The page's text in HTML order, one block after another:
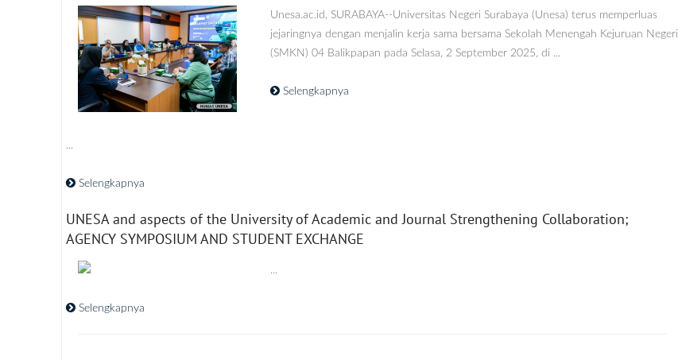
Unesa.ac.id, SURABAYA--Universitas Negeri Surabaya (Unesa) terus memperluas
jejaringnya dengan menjalin kerja sama bersama Sekolah Menengah Kejuruan Negeri
(SMKN) 04 Balikpapan pada Selasa, 2 September 2025, di ...
Selengkapnya
...
Selengkapnya
UNESA and aspects of the University of Academic and Journal Strengthening Collaboration;
AGENCY SYMPOSIUM AND STUDENT EXCHANGE
...
Selengkapnya